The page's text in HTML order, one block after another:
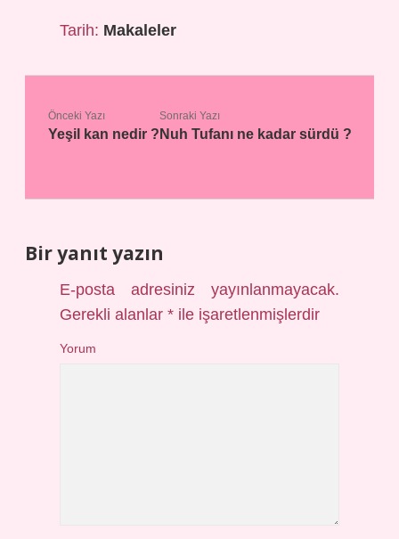
Tarih: Makaleler
Önceki Yazı
Yeşil kan nedir ?
Sonraki Yazı
Nuh Tufanı ne kadar sürdü ?
Bir yanıt yazın
E-posta adresiniz yayınlanmayacak.
Gerekli alanlar* ile işaretlenmişlerdir
Yorum